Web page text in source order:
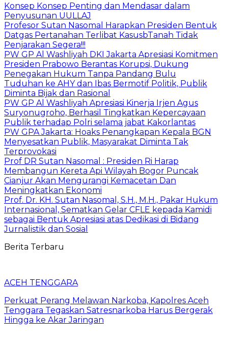
Konsep Konsep Penting dan Mendasar dalam
Penyusunan UULLAJ
Profesor Sutan Nasomal Harapkan Presiden Bentuk
Datgas Pertanahan Terlibat KasusbTanah Tidak
Penjarakan Segera!!!
PW GP Al Washliyah DKI Jakarta Apresiasi Komitmen
Presiden Prabowo Berantas Korupsi, Dukung
Penegakan Hukum Tanpa Pandang Bulu
Tuduhan ke AHY dan Ibas Bermotif Politik, Publik
Diminta Bijak dan Rasional
PW GP Al Washliyah Apresiasi Kinerja Irjen Agus
Suryonugroho, Berhasil Tingkatkan Kepercayaan
Publik terhadap Polri selama jabat Kakorlantas
PW GPA Jakarta: Hoaks Penangkapan Kepala BGN
Menyesatkan Publik, Masyarakat Diminta Tak
Terprovokasi
Prof DR Sutan Nasomal : Presiden Ri Harap
Membangun Kereta Api Wilayah Bogor Puncak
Cianjur Akan Mengurangi Kemacetan Dan
Meningkatkan Ekonomi
Prof. Dr. KH. Sutan Nasomal, S.H., M.H., Pakar Hukum
Internasional, Sematkan Gelar CFLE kepada Kamidi
sebagai Bentuk Apresiasi atas Dedikasi di Bidang
Jurnalistik dan Sosial
Berita Terbaru
ACEH TENGGARA
Perkuat Perang Melawan Narkoba, Kapolres Aceh
Tenggara Tegaskan Satresnarkoba Harus Bergerak
Hingga ke Akar Jaringan